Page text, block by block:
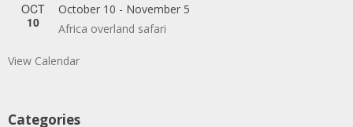
OCT
10
October 10 - November 5
Africa overland safari
View Calendar
Categories